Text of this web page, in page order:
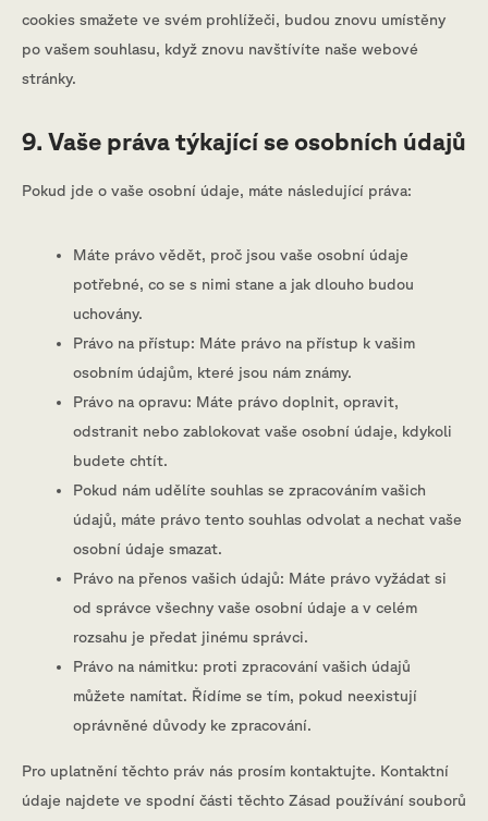
cookies smažete ve svém prohlížeči, budou znovu umístěny
po vašem souhlasu, když znovu navštívíte naše webové
stránky.
9. Vaše práva týkající se osobních údajů
Pokud jde o vaše osobní údaje, máte následující práva:
Máte právo vědět, proč jsou vaše osobní údaje
potřebné, co se s nimi stane a jak dlouho budou
uchovány.
Právo na přístup: Máte právo na přístup k vašim
osobním údajům, které jsou nám známy.
Právo na opravu: Máte právo doplnit, opravit,
odstranit nebo zablokovat vaše osobní údaje, kdykoli
budete chtít.
Pokud nám udělíte souhlas se zpracováním vašich
údajů, máte právo tento souhlas odvolat a nechat vaše
osobní údaje smazat.
Právo na přenos vašich údajů: Máte právo vyžádat si
od správce všechny vaše osobní údaje a v celém
rozsahu je předat jinému správci.
Právo na námitku: proti zpracování vašich údajů
můžete namítat. Řídíme se tím, pokud neexistují
oprávněné důvody ke zpracování.
Pro uplatnění těchto práv nás prosím kontaktujte. Kontaktní
údaje najdete ve spodní části těchto Zásad používání souborů